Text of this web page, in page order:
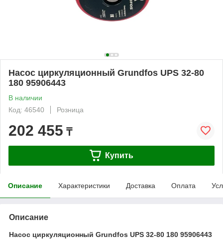
Насос циркуляционный Grundfos UPS 32-80
180 95906443
В наличии
Код: 46540
Розница
202 455 ₸
Купить
Описание Характеристики Доставка Оплата
Описание
Насос циркуляционный Grundfos UPS 32-80 180 95906443